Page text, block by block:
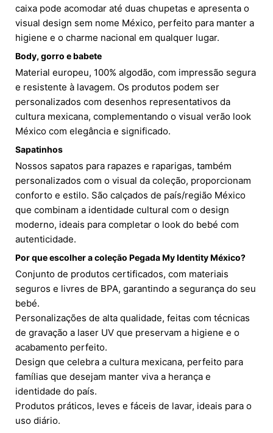
caixa pode acomodar até duas chupetas e apresenta o
visual design sem nome México, perfeito para manter a
higiene e o charme nacional em qualquer lugar.
Body, gorro e babete
Material europeu, 100% algodão, com impressão segura
e resistente à lavagem. Os produtos podem ser
personalizados com desenhos representativos da
cultura mexicana, complementando o visual verão look
México com elegância e significado.
Sapatinhos
Nossos sapatos para rapazes e raparigas, também
personalizados com o visual da coleção, proporcionam
conforto e estilo. São calçados de país/região México
que combinam a identidade cultural com o design
moderno, ideais para completar o look do bebé com
autenticidade.
Por que escolher a coleção Pegada My Identity México?
Conjunto de produtos certificados, com materiais
seguros e livres de BPA, garantindo a segurança do seu
bebé.
Personalizações de alta qualidade, feitas com técnicas
de gravação a laser UV que preservam a higiene e o
acabamento perfeito.
Design que celebra a cultura mexicana, perfeito para
famílias que desejam manter viva a herança e
identidade do país.
Produtos práticos, leves e fáceis de lavar, ideais para o
uso diário.